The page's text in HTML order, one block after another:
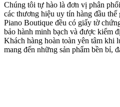
Chúng tôi tự hào là đơn vị phân
các thương hiệu uy tín hàng đầu
Piano Boutique đều có giấy tờ
bảo hành minh bạch và được kiểm
Khách hàng hoàn toàn yên tâm khi
mang đến những sản phẩm bền bỉ,